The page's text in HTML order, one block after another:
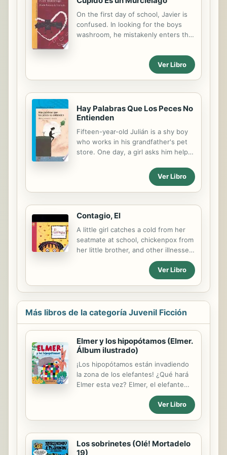
On the first day of school, Javier is
confused. In looking for the boys
washroom, he mistakenly enters the
Angeles and immediately falls in love.
His new love, however, is not as
sweet and enchanting as she seems.
Ver Libro
Hay Palabras Que Los Peces No
Entienden
Fifteen-year-old Julián is a shy boy
who works in his grandfather's pet
store. One day, a girl asks him help
puppy, since her parents have
forbidden her to keep it. She and
Julián begin the sweetest story of
humor and much tenderness, the
author bets on understanding in the
present to repair the wounds of the
past, and to project a much more
hopeful future.
Ver Libro
Contagio, El
A little girl catches a cold from her
seatmate at school, chickenpox from
her little brother, and other illnesses
from other people, but there is one
contagion she really does want to
Ver Libro
Más libros de la categoría Juvenil Ficción
Elmer y los hipopótamos (Elmer.
Álbum ilustrado)
¡Los hipopótamos están invadiendo
la zona de los elefantes! ¿Qué hará
Elmer esta vez? Elmer, el elefante
multicolor, es un clásico infantil que
ha venido más de 8 millones de
ejemplares. Sus cuentos son ideales
positivos tan importantes como la
solidaridad, el respeto, la amistad y,
Ver Libro
Los sobrinetes (Olé! Mortadelo
19)